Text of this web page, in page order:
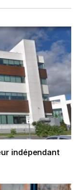
indépendant